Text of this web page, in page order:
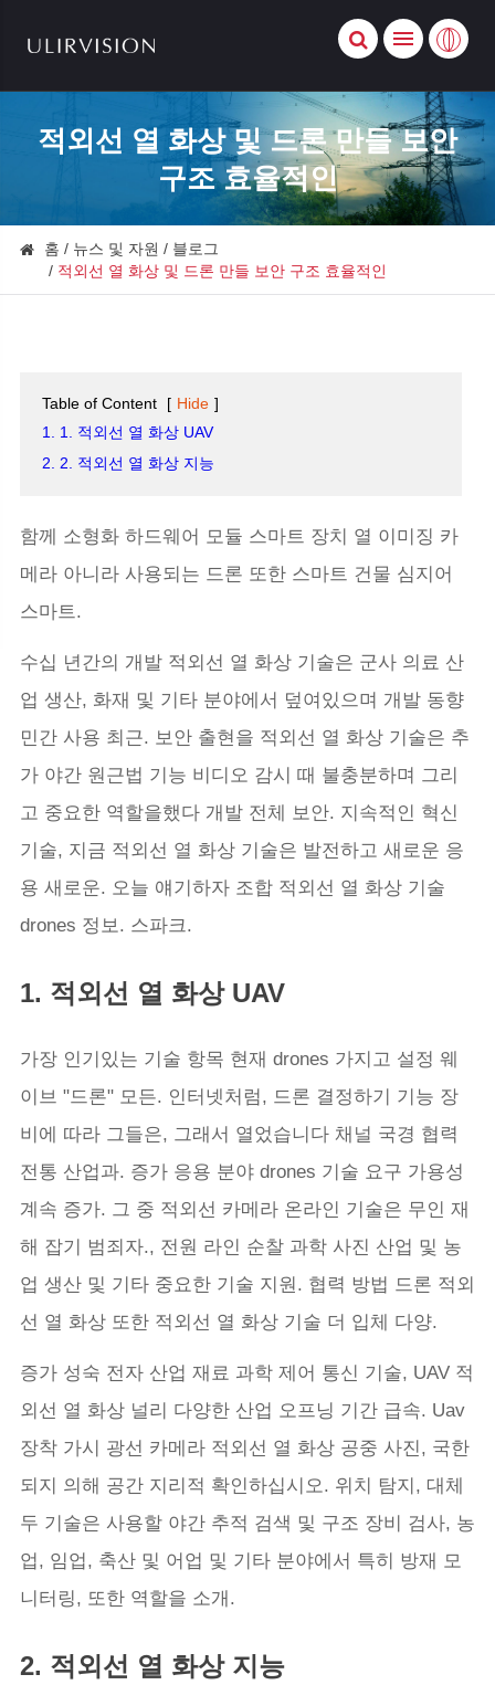
적외선 열 화상 및 드론 만들 보안
구조 효율적인
홈 뉴스 및 자원
블로그
적외선 열 화상 및 드론 만들 보안 구조 효율적인
Table of Content [ Hide ]
1. 1. 적외선 열 화상 UAV
2. 2. 적외선 열 화상 지능
함께 소형화 하드웨어 모듈 스마트 장치 열 이미징 카
메라 아니라 사용되는 드론 또한 스마트 건물 심지어
스마트.
수십 년간의 개발 적외선 열 화상 기술은 군사 의료 산
업 생산, 화재 및 기타 분야에서 덮여있으며 개발 동향
민간 사용 최근. 보안 출현을 적외선 열 화상 기술은 추
가 야간 원근법 기능 비디오 감시 때 불충분하며 그리
고 중요한 역할을했다 개발 전체 보안. 지속적인 혁신
기술, 지금 적외선 열 화상 기술은 발전하고 새로운 응
용 새로운. 오늘 얘기하자 조합 적외선 열 화상 기술
drones 정보. 스파크.
1. 적외선 열 화상 UAV
가장 인기있는 기술 항목 현재 drones 가지고 설정 웨
이브 "드론" 모든. 인터넷처럼, 드론 결정하기 기능 장
비에 따라 그들은, 그래서 열었습니다 채널 국경 협력
전통 산업과. 증가 응용 분야 drones 기술 요구 가용성
계속 증가. 그 중 적외선 카메라 온라인 기술은 무인 재
해 잡기 범죄자., 전원 라인 순찰 과학 사진 산업 및 농
업 생산 및 기타 중요한 기술 지원. 협력 방법 드론 적외
선 열 화상 또한 적외선 열 화상 기술 더 입체 다양.
증가 성숙 전자 산업 재료 과학 제어 통신 기술, UAV 적
외선 열 화상 널리 다양한 산업 오프닝 기간 급속. Uav
장착 가시 광선 카메라 적외선 열 화상 공중 사진, 국한
되지 의해 공간 지리적 확인하십시오. 위치 탐지, 대체
두 기술은 사용할 야간 추적 검색 및 구조 장비 검사, 농
업, 임업, 축산 및 어업 및 기타 분야에서 특히 방재 모
니터링, 또한 역할을 소개.
2. 적외선 열 화상 지능